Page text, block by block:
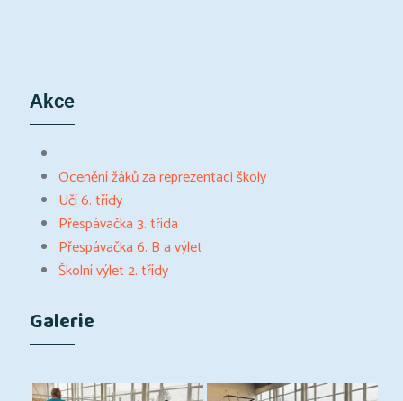
Akce
Ocenění žáků za reprezentaci školy
Učí 6. třídy
Přespávačka 3. třída
Přespávačka 6. B a výlet
Školní výlet 2. třídy
Galerie